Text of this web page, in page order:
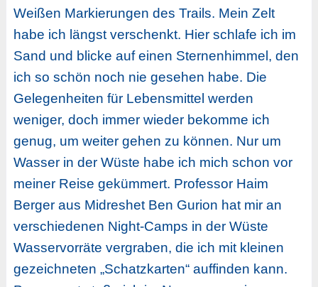
Weißen Markierungen des Trails. Mein Zelt
habe ich längst verschenkt. Hier schlafe ich im
Sand und blicke auf einen Sternenhimmel, den
ich so schön noch nie gesehen habe. Die
Gelegenheiten für Lebensmittel werden
weniger, doch immer wieder bekomme ich
genug, um weiter gehen zu können. Nur um
Wasser in der Wüste habe ich mich schon vor
meiner Reise gekümmert. Professor Haim
Berger aus Midreshet Ben Gurion hat mir an
verschiedenen Night-Camps in der Wüste
Wasservorräte vergraben, die ich mit kleinen
gezeichneten „Schatzkarten“ auffinden kann.